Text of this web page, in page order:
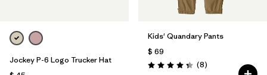
Jockey P-6 Logo Trucker Hat
Kids' Quandary Pants
$ 69
Valoración: 4.4 / 5
(8Comentarios
)